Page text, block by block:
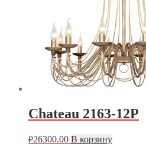
Chateau 2163-12P
₽26300.00 В корзину